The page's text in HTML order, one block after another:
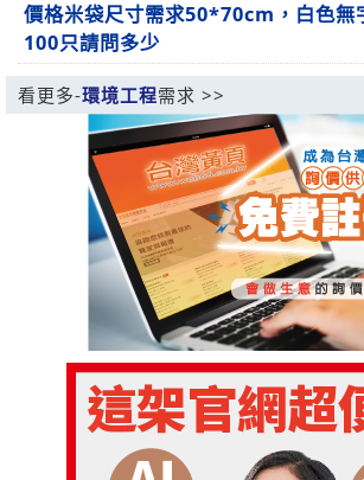
價格米袋尺寸需求50*70cm，白色無
100只請問多少
看更多-環境工程需求 >>